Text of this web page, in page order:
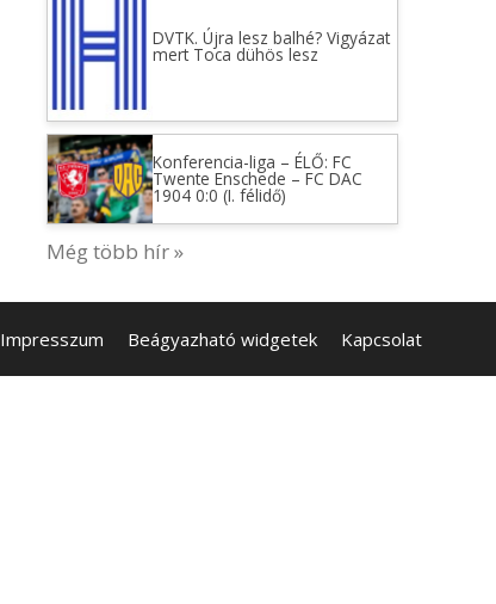
DVTK. Újra lesz balhé? Vigyázat
mert Toca dühös lesz
Konferencia-liga – ÉLŐ: FC
Twente Enschede – FC DAC
1904 0:0 (I. félidő)
Még több hír »
Impresszum Beágyazható widgetek Kapcsolat